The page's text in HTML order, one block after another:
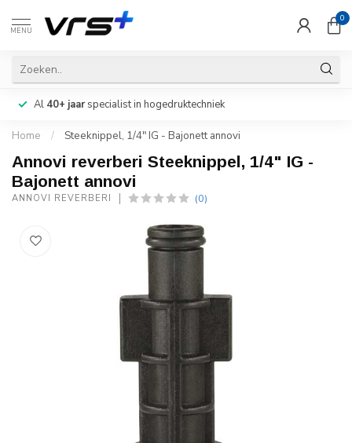
MENU
0
Al 40+ jaarspecialist in hogedruktechniek
Home / Steeknippel, 1/4" IG - Bajonett annovi
Annovi reverberi Steeknippel, 1/4" IG -
Bajonett annovi
ANNOVI REVERBERI (0)